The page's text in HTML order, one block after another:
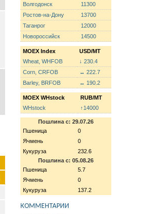
Волгодонск
11300
Ростов-на-Дону
13700
Таганрог
12000
Новороссийск
14500
MOEX Index
USD/MT
Wheat, WHFOB
↓ 230.4
Corn, CRFOB
↔ 222.7
Barley, BRFOB
↔ 190.2
MOEX WHstock
RUB/MT
WHstock
↑14000
Пошлина с: 29.07.26
Пшеница
0
Ячмень
0
Кукуруза
232.6
Пошлина с: 05.08.26
Пшеница
5.7
Ячмень
0
Кукуруза
137.2
КОММЕНТАРИИ